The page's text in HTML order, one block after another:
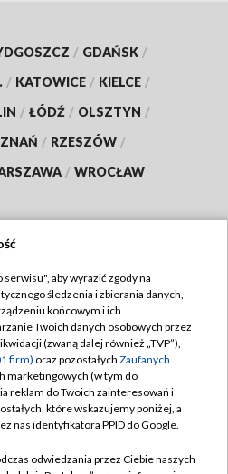
/ GDAŃSK /
/ KATOWICE / KIELCE /
/ ŁÓDŹ / OLSZTYN /
/ RZESZÓW /
/ WROCŁAW
TVP
TVP
prywatności
zgody
Pomoc
aby wyrazić zgody na
śledzenia i zbierania danych,
końcowym i ich
Twoich danych osobowych przez
(zwaną dalej również „TVP”),
firm) oraz pozostałych Zaufanych
marketingowych (w tym do
reklam do Twoich zainteresowań i
które wskazujemy poniżej, a
nas identyfikatora PPID do Google.
odwiedzania przez Ciebie naszych